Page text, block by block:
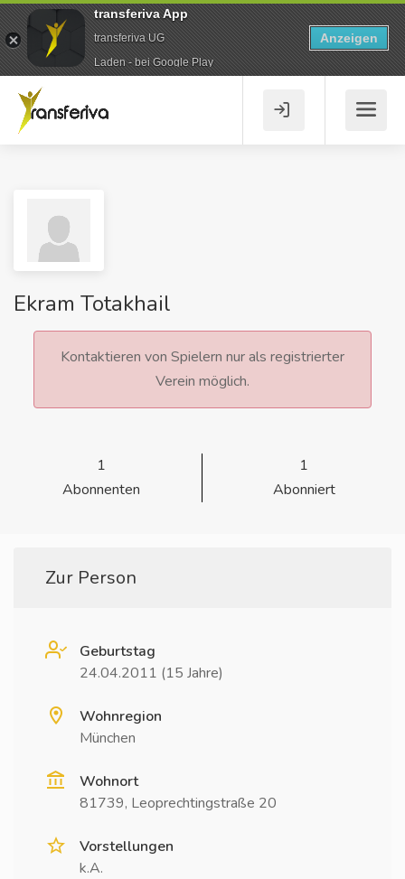
Ekram Totakhail
Kontaktieren von Spielern nur als registrierter
Verein möglich.
1
Abonnenten
1
Abonniert
Zur Person
Geburtstag
24.04.2011 (15 Jahre)
Wohnregion
München
Wohnort
81739, Leoprechtingstraße 20
Vorstellungen
k.A.
transferiva App
transferiva UG
Laden - bei Google Play
Anzeigen